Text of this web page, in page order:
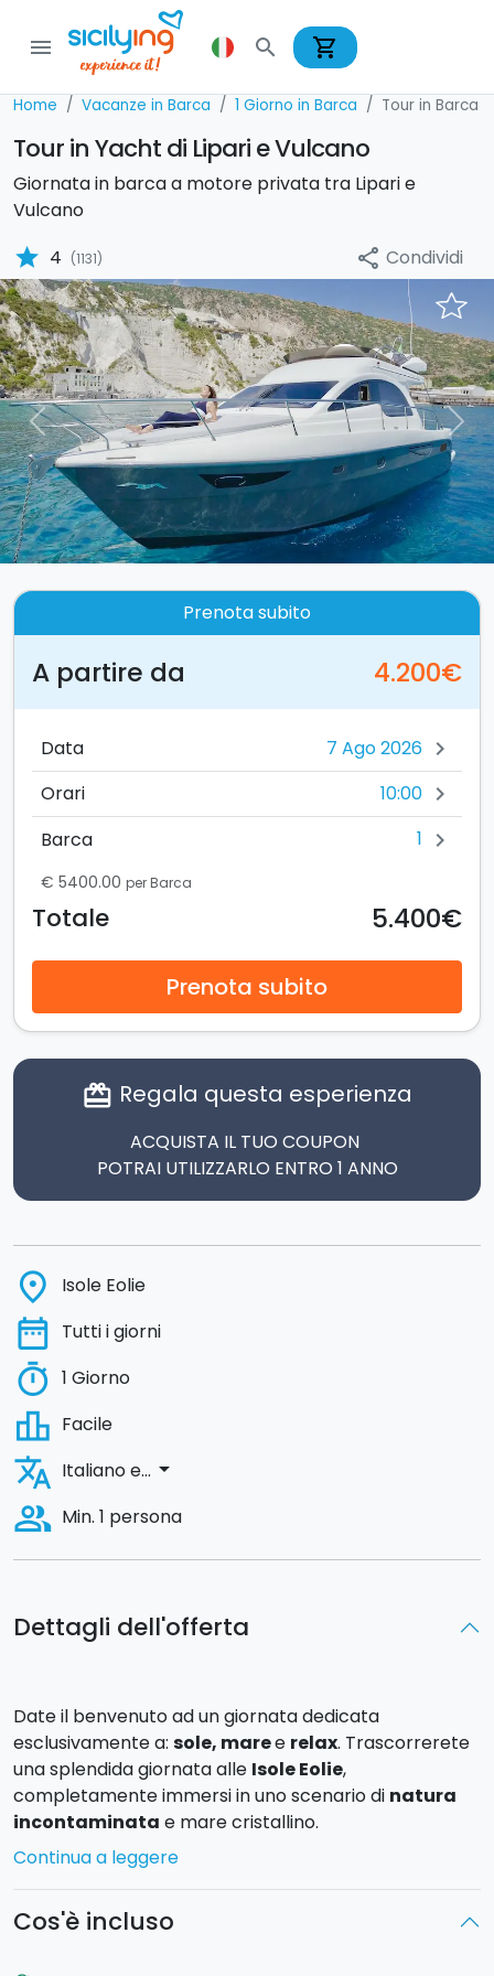
menu search shopping_cart
Home Vacanze in Barca 1 Giorno in Barca Tour in Barca
Tour in Yacht di Lipari e Vulcano
Giornata in barca a motore privata tra Lipari e
Vulcano
star 4 (1131) share Condividi
Previous Next
Dettagli dell'offerta
Date il benvenuto ad un giornata dedicata
esclusivamente a: sole, maree relax. Trascorrerete
una splendida giornata alle Isole Eolie,
completamente immersi in uno scenario di natura
incontaminata e mare cristallino.
La partenza è prevista alle
acque limpide diMongiove o Marinello
Continua a leggere
Cos'è incluso
Prenota subito
A partire da 4.200€
Data chevron_right
Orari 10:00 chevron_right
Barca 1 chevron_right
€ 5400.00 per Barca
Totale 5.400€
Prenota subito
card_giftcard Regala questa esperienza
ACQUISTA IL TUO COUPON
POTRAI UTILIZZARLO ENTRO 1 ANNO
place Isole Eolie
date_range Tutti i giorni
timer 1 Giorno
leaderboard Facile
translate Italiano e... arrow_drop_down
people_alt Min. 1 persona